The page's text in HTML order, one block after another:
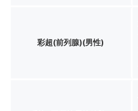
彩超(前列腺)(男性)